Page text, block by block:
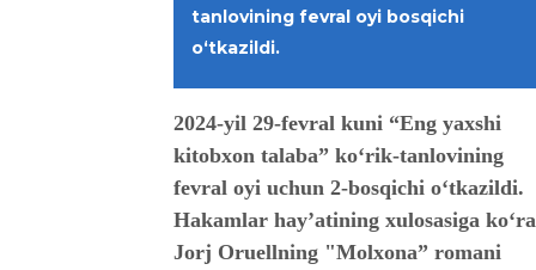
tanlovining fevral oyi bosqichi
o‘tkazildi.
2024-yil 29-fevral kuni “Eng yaxshi
kitobxon talaba” ko‘rik-tanlovining
fevral oyi uchun 2-bosqichi o‘tkazildi.
Hakamlar hayʼatining xulosasiga ko‘ra
Jorj Oruellning "Molxona” romani